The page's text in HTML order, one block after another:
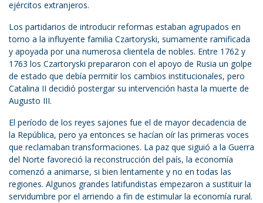
ejércitos extranjeros.
Los partidarios de introducir reformas estaban agrupados en
torno a la influyente familia Czartoryski, sumamente ramificada
y apoyada por una numerosa clientela de nobles. Entre 1762 y
1763 los Czartoryski prepararon con el apoyo de Rusia un golpe
de estado que debía permitir los cambios institucionales, pero
Catalina II decidió postergar su intervención hasta la muerte de
Augusto III.
El período de los reyes sajones fue el de mayor decadencia de
la República, pero ya entonces se hacían oír las primeras voces
que reclamaban transformaciones. La paz que siguió a la Guerra
del Norte favoreció la reconstrucción del país, la economía
comenzó a animarse, si bien lentamente y no en todas las
regiones. Algunos grandes latifundistas empezaron a sustituir la
servidumbre por el arriendo a fin de estimular la economía rural.